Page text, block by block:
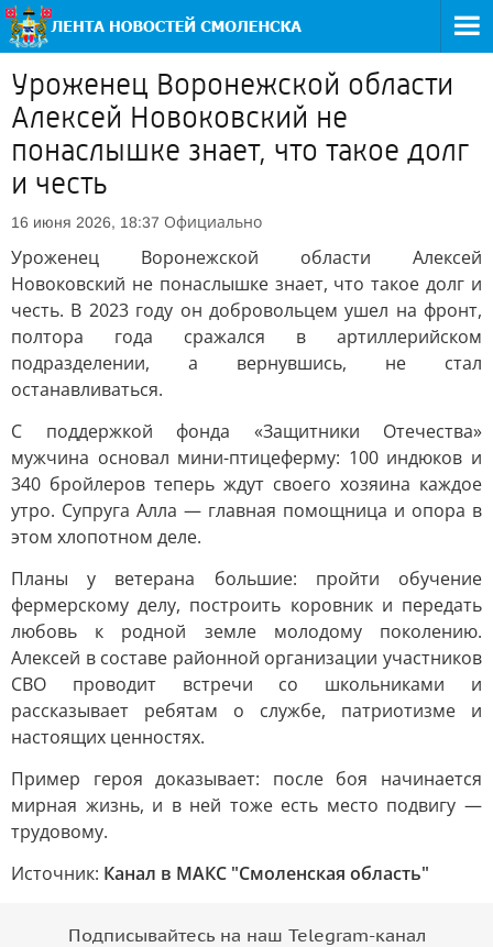
Уроженец Воронежской области
Алексей Новоковский не
понаслышке знает, что такое долг
и честь
16 июня 2026, 18:37 Официально
Уроженец Воронежской области Алексей
Новоковский не понаслышке знает, что такое долг и
честь. В 2023 году он добровольцем ушел на фронт,
полтора года сражался в артиллерийском
подразделении, а вернувшись, не стал
останавливаться.
С поддержкой фонда «Защитники Отечества»
мужчина основал мини-птицеферму: 100 индюков и
340 бройлеров теперь ждут своего хозяина каждое
утро. Супруга Алла — главная помощница и опора в
этом хлопотном деле.
Планы у ветерана большие: пройти обучение
фермерскому делу, построить коровник и передать
любовь к родной земле молодому поколению.
Алексей в составе районной организации участников
СВО проводит встречи со школьниками и
рассказывает ребятам о службе, патриотизме и
настоящих ценностях.
Пример героя доказывает: после боя начинается
мирная жизнь, и в ней тоже есть место подвигу —
трудовому.
Источник: Канал в МАКС "Смоленская область"
Подписывайтесь на наш Telegram-канал